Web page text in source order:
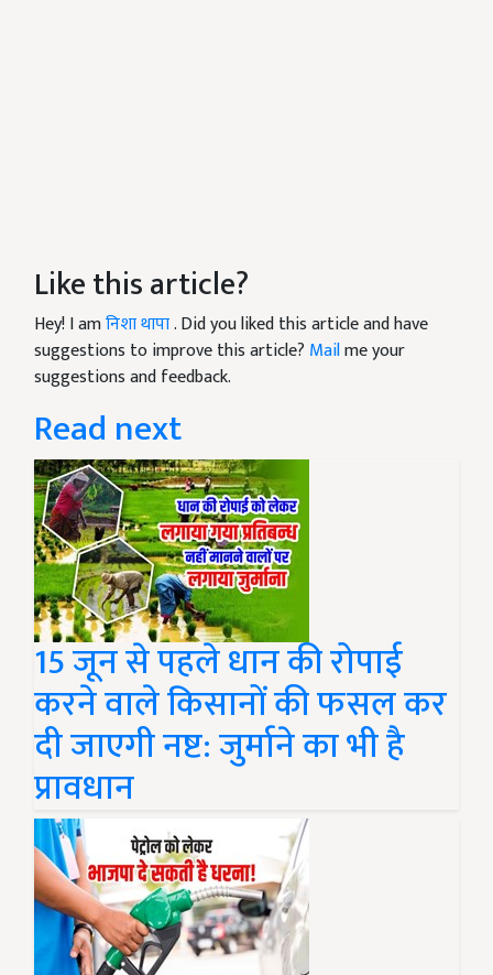
Like this article?
Hey! I amनिशा थापा. Did you liked this article and have
suggestions to improve this article? Mailme your
suggestions and feedback.
Read next
15 जून से पहले धान की रोपाई
करने वाले किसानों की फसल कर
दी जाएगी नष्ट: जुर्माने का भी है
प्रावधान